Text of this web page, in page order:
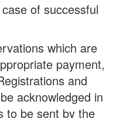
of successful
which are
payment,
and
acknowledged in
to be sent by the